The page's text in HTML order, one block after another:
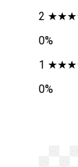
2
0%
1
0%